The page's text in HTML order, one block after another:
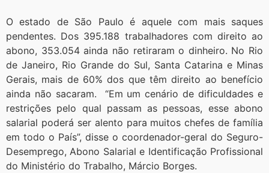
O estado de São Paulo é aquele com mais saques
pendentes. Dos 395.188 trabalhadores com direito ao
abono, 353.054 ainda não retiraram o dinheiro. No Rio
de Janeiro, Rio Grande do Sul, Santa Catarina e Minas
Gerais, mais de 60% dos que têm direito ao benefício
ainda não sacaram. “Em um cenário de dificuldades e
restrições pelo qual passam as pessoas, esse abono
salarial poderá ser alento para muitos chefes de família
em todo o País”, disse o coordenador-geral do Seguro-
Desemprego, Abono Salarial e Identificação Profissional
do Ministério do Trabalho, Márcio Borges.